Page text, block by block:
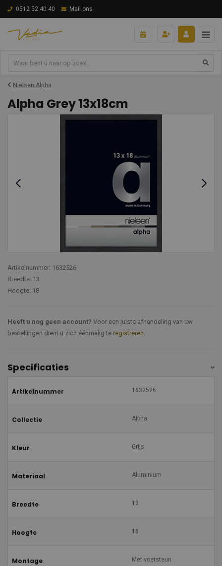
0512 52 40 40 Mail ons
Nielsen Alpha
Alpha Grey 13x18cm
Artikelnummer: 1632526
Breedte: 13
Hoogte: 18
Heeft u nog geen account? Voor een juiste afhandeling van uw
bestellingen dient u zich éénmalig te registreren.
Specificaties
Artikelnummer 1632526
Collectie Alpha
Kleur Grijs
Materiaal Aluminium
Breedte 13
Hoogte 18
Montage Met voetsteun